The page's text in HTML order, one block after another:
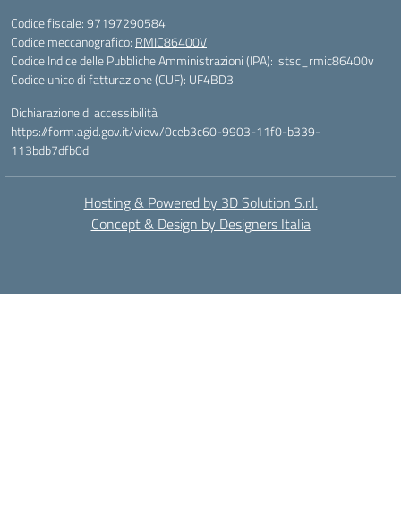
Codice fiscale: 97197290584
Codice meccanografico: RMIC86400V
Codice Indice delle Pubbliche Amministrazioni (IPA): istsc_rmic86400v
Codice unico di fatturazione (CUF): UF4BD3
Dichiarazione di accessibilità
https://form.agid.gov.it/view/0ceb3c60-9903-11f0-b339-
113bdb7dfb0d
Hosting & Powered by 3D Solution S.r.l.
Concept & Design by Designers Italia